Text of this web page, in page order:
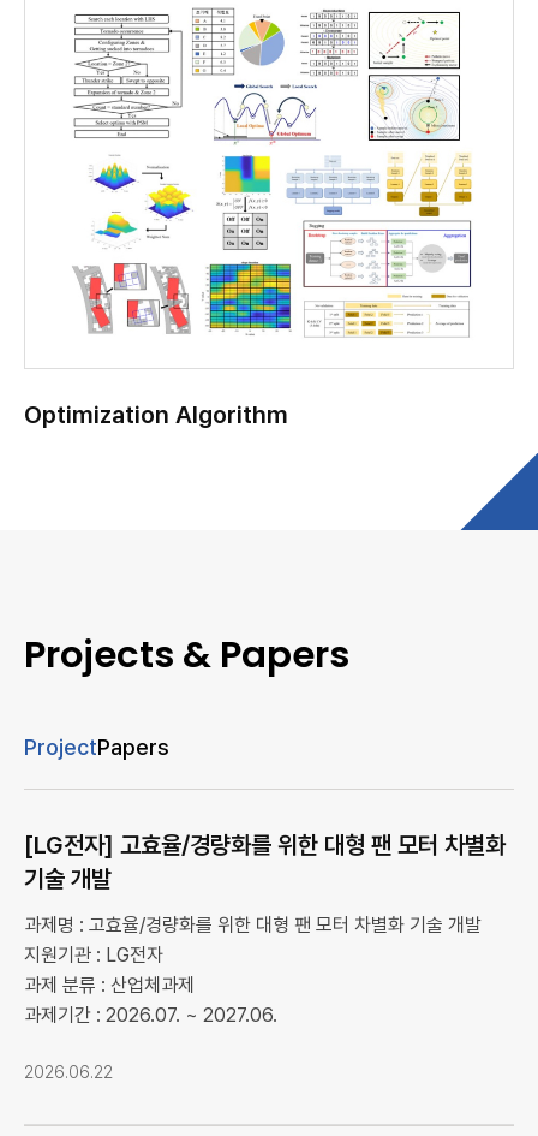
Optimization Algorithm
Projects & Papers
ProjectPapers
[LG전자] 고효율/경량화를 위한 대형 팬 모터 차별화
기술 개발
과제명 : 고효율/경량화를 위한 대형 팬 모터 차별화 기술 개발
지원기관 : LG전자
과제 분류 : 산업체과제
과제기간 : 2026.07. ~ 2027.06.
2026.06.22